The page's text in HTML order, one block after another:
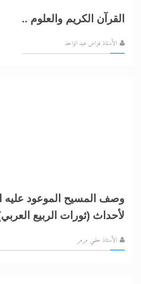
القرآن الكريم والعلوم ..
الأستاذ فراس عبد الواحد
وصف المسيح الموعود عليه
لأحداث (ثورات الربيع
الأستاذ حلمي مرمر